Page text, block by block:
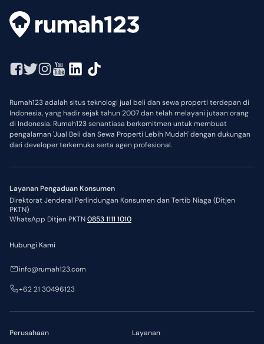
Rumah123 adalah situs teknologi jual beli dan sewa properti terdepan di
Indonesia, yang hadir sejak tahun 2007 dan telah melayani jutaan orang
di Indonesia. Rumah123 senantiasa berkomitmen untuk membuat
pengalaman 'Jual Beli dan Sewa Properti Lebih Mudah' dengan dukungan
dari developer terkemuka serta agen profesional.
Layanan Pengaduan Konsumen
Direktorat Jenderal Perlindungan Konsumen dan Tertib Niaga (Ditjen
PKTN)
WhatsApp Ditjen PKTN0853 1111 1010
Perusahaan Layanan
Hubungi Kami
info@rumah123.com
+62 21 30496123